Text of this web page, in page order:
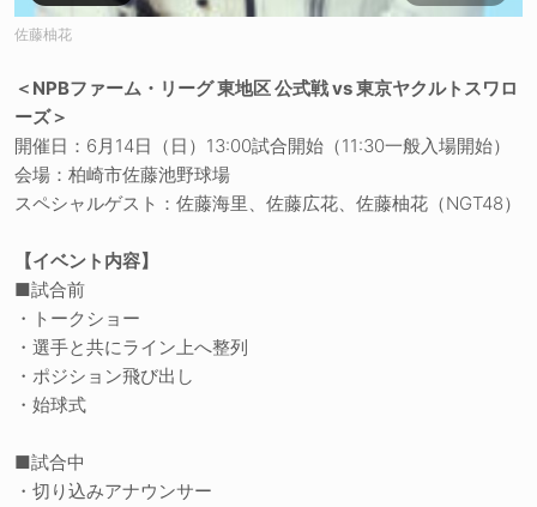
佐藤柚花
＜NPBファーム・リーグ 東地区 公式戦 vs 東京ヤクルトスワロ
ーズ＞
開催日：6月14日（日）13:00試合開始（11:30一般入場開始）
会場：柏崎市佐藤池野球場
スペシャルゲスト：佐藤海里、佐藤広花、佐藤柚花（NGT48）
【イベント内容】
■試合前
・トークショー
・選手と共にライン上へ整列
・ポジション飛び出し
・始球式
■試合中
・切り込みアナウンサー